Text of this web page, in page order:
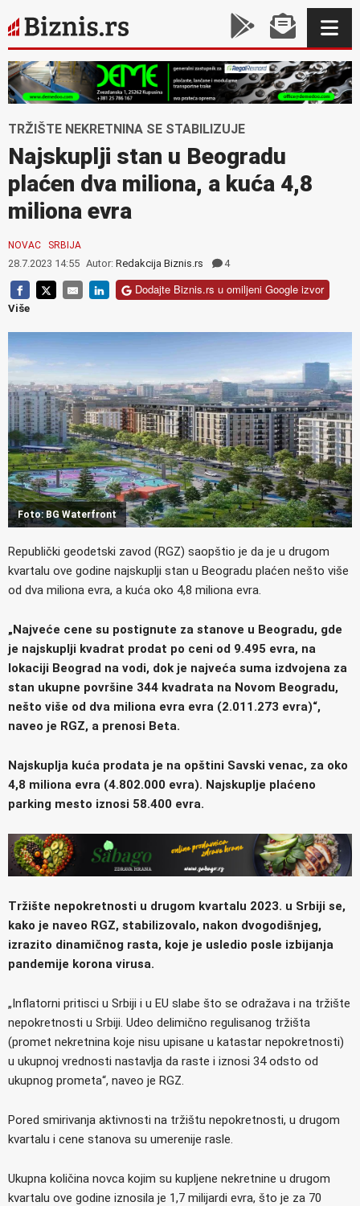
TRŽIŠTE NEKRETNINA SE STABILIZUJE
Najskuplji stan u Beogradu
plaćen dva miliona, a kuća 4,8
miliona evra
NOVAC SRBIJA
28.7.2023 14:55 Autor: Redakcija Biznis.rs 4
Dodajte Biznis.rs u omiljeni Google izvor
Više
Foto: BG Waterfront
Republički geodetski zavod (RGZ) saopštio je da je u drugom
kvartalu ove godine najskuplji stan u Beogradu plaćen nešto više
od dva miliona evra, a kuća oko 4,8 miliona evra.
„Najveće cene su postignute za stanove u Beogradu, gde
je najskuplji kvadrat prodat po ceni od 9.495 evra, na
lokaciji Beograd na vodi, dok je najveća suma izdvojena za
stan ukupne površine 344 kvadrata na Novom Beogradu,
nešto više od dva miliona evra evra (2.011.273 evra)“,
naveo je RGZ, a prenosi Beta.
Najskuplja kuća prodata je na opštini Savski venac, za oko
4,8 miliona evra (4.802.000 evra). Najskuplje plaćeno
parking mesto iznosi 58.400 evra.
Tržište nepokretnosti u drugom kvartalu 2023. u Srbiji se,
kako je naveo RGZ, stabilizovalo, nakon dvogodišnjeg,
izrazito dinamičnog rasta, koje je usledio posle izbijanja
pandemije korona virusa.
„Inflatorni pritisci u Srbiji i u EU slabe što se odražava i na tržište
nepokretnosti u Srbiji. Udeo delimično regulisanog tržišta
(promet nekretnina koje nisu upisane u katastar nepokretnosti)
u ukupnoj vrednosti nastavlja da raste i iznosi 34 odsto od
ukupnog prometa“, naveo je RGZ.
Pored smirivanja aktivnosti na tržištu nepokretnosti, u drugom
kvartalu i cene stanova su umerenije rasle.
Ukupna količina novca kojim su kupljene nekretnine u drugom
kvartalu ove godine iznosila je 1,7 milijardi evra, što je za 70